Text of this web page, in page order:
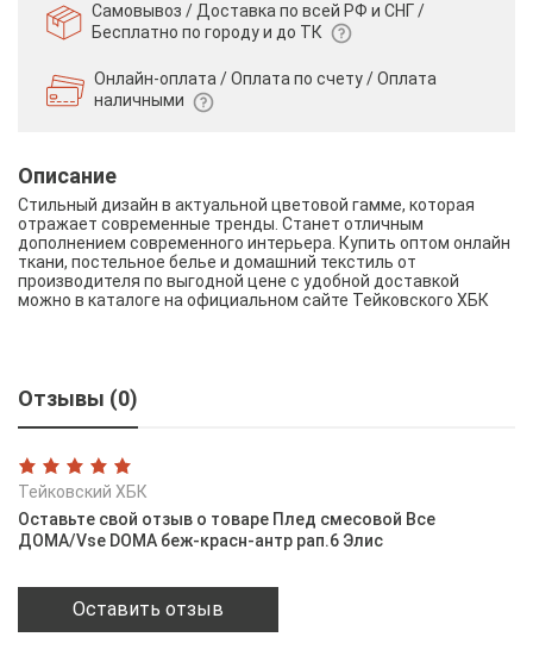
Самовывоз / Доставка по всей РФ и СНГ /
Бесплатно по городу и до ТК
Онлайн-оплата / Оплата по счету /Оплата
наличными
Описание
Стильный дизайн в актуальной цветовой гамме, которая
отражает современные тренды. Станет отличным
дополнением современного интерьера. Купить оптом онлайн
ткани, постельное белье и домашний текстиль от
производителя по выгодной цене с удобной доставкой
можно в каталоге на официальном сайте Тейковского ХБК
Отзывы (0)
Тейковский ХБК
Оставьте свой отзыв о товаре Плед смесовой Все
ДOMA/Vse DOMA беж-красн-антр рап.6 Элис
Оставить отзыв